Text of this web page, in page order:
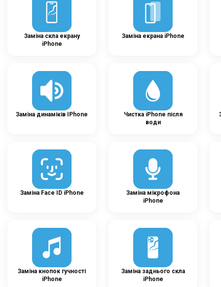
Заміна скла екрану
iPhone
Заміна екрана iPhone
Заміна динаміків IPhone
Чистка iPhone після
води
Заміна Face ID iPhone
Заміна мікрофона
iPhone
Заміна кнопок гучності
iPhone
Заміна заднього скла
iPhone